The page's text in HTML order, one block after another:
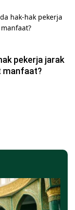
pekerja jarak
manfaat?